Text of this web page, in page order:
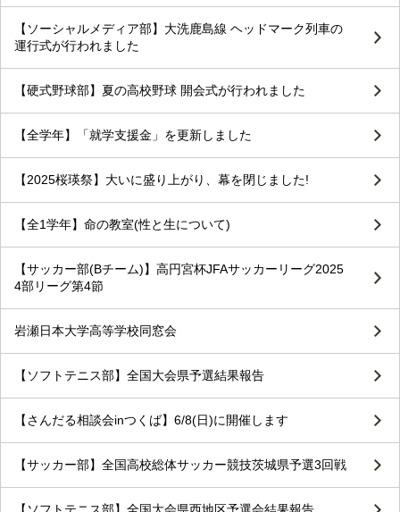
【ソーシャルメディア部】大洗鹿島線 ヘッドマーク列車の
運行式が行われました
【硬式野球部】夏の高校野球 開会式が行われました
【全学年】「就学支援金」を更新しました
【2025桜瑛祭】大いに盛り上がり、幕を閉じました!
【全1学年】命の教室(性と生について)
【サッカー部(Bチーム)】高円宮杯JFAサッカーリーグ2025
4部リーグ第4節
岩瀬日本大学高等学校同窓会
【ソフトテニス部】全国大会県予選結果報告
【さんだる相談会inつくば】6/8(日)に開催します
【サッカー部】全国高校総体サッカー競技茨城県予選3回戦